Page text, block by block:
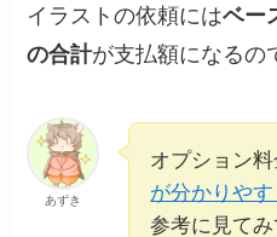
イラストの依頼にはベー
の合計が支払額になるの
あずき
オプション
が分かりや
参考に見てみ